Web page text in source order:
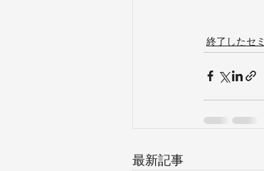
終了したセ
最新記事